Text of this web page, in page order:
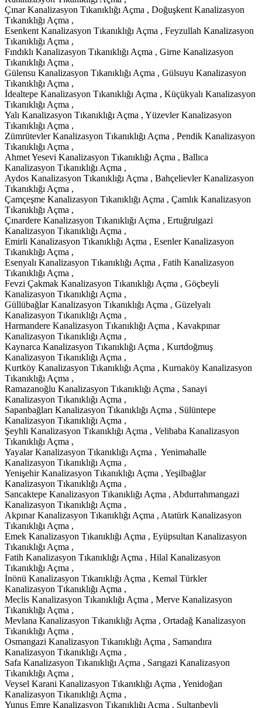
Çınar Kanalizasyon Tıkanıklığı Açma , Doğuşkent Kanalizasyon
Tıkanıklığı Açma ,
Esenkent Kanalizasyon Tıkanıklığı Açma , Feyzullah Kanalizasyon
Tıkanıklığı Açma ,
Fındıklı Kanalizasyon Tıkanıklığı Açma , Girne Kanalizasyon
Tıkanıklığı Açma ,
Gülensu Kanalizasyon Tıkanıklığı Açma , Gülsuyu Kanalizasyon
Tıkanıklığı Açma ,
İdealtepe Kanalizasyon Tıkanıklığı Açma , Küçükyalı Kanalizasyon
Tıkanıklığı Açma ,
Yalı Kanalizasyon Tıkanıklığı Açma , Yüzevler Kanalizasyon
Tıkanıklığı Açma ,
Zümrütevler Kanalizasyon Tıkanıklığı Açma , Pendik Kanalizasyon
Tıkanıklığı Açma ,
Ahmet Yesevi Kanalizasyon Tıkanıklığı Açma , Ballıca
Kanalizasyon Tıkanıklığı Açma ,
Aydos Kanalizasyon Tıkanıklığı Açma , Bahçelievler Kanalizasyon
Tıkanıklığı Açma ,
Çamçeşme Kanalizasyon Tıkanıklığı Açma , Çamlık Kanalizasyon
Tıkanıklığı Açma ,
Çınardere Kanalizasyon Tıkanıklığı Açma , Ertuğrulgazi
Kanalizasyon Tıkanıklığı Açma ,
Emirli Kanalizasyon Tıkanıklığı Açma , Esenler Kanalizasyon
Tıkanıklığı Açma ,
Esenyalı Kanalizasyon Tıkanıklığı Açma , Fatih Kanalizasyon
Tıkanıklığı Açma ,
Fevzi Çakmak Kanalizasyon Tıkanıklığı Açma , Göçbeyli
Kanalizasyon Tıkanıklığı Açma ,
Güllübağlar Kanalizasyon Tıkanıklığı Açma , Güzelyalı
Kanalizasyon Tıkanıklığı Açma ,
Harmandere Kanalizasyon Tıkanıklığı Açma , Kavakpınar
Kanalizasyon Tıkanıklığı Açma ,
Kaynarca Kanalizasyon Tıkanıklığı Açma , Kurtdoğmuş
Kanalizasyon Tıkanıklığı Açma ,
Kurtköy Kanalizasyon Tıkanıklığı Açma , Kurnaköy Kanalizasyon
Tıkanıklığı Açma ,
Ramazanoğlu Kanalizasyon Tıkanıklığı Açma , Sanayi
Kanalizasyon Tıkanıklığı Açma ,
Sapanbağları Kanalizasyon Tıkanıklığı Açma , Sülüntepe
Kanalizasyon Tıkanıklığı Açma ,
Şeyhli Kanalizasyon Tıkanıklığı Açma , Velibaba Kanalizasyon
Tıkanıklığı Açma ,
Yayalar Kanalizasyon Tıkanıklığı Açma , Yenimahalle
Kanalizasyon Tıkanıklığı Açma ,
Yenişehir Kanalizasyon Tıkanıklığı Açma , Yeşilbağlar
Kanalizasyon Tıkanıklığı Açma ,
Sancaktepe Kanalizasyon Tıkanıklığı Açma , Abdurrahmangazi
Kanalizasyon Tıkanıklığı Açma ,
Akpınar Kanalizasyon Tıkanıklığı Açma , Atatürk Kanalizasyon
Tıkanıklığı Açma ,
Emek Kanalizasyon Tıkanıklığı Açma , Eyüpsultan Kanalizasyon
Tıkanıklığı Açma ,
Fatih Kanalizasyon Tıkanıklığı Açma , Hilal Kanalizasyon
Tıkanıklığı Açma ,
İnönü Kanalizasyon Tıkanıklığı Açma , Kemal Türkler
Kanalizasyon Tıkanıklığı Açma ,
Meclis Kanalizasyon Tıkanıklığı Açma , Merve Kanalizasyon
Tıkanıklığı Açma ,
Mevlana Kanalizasyon Tıkanıklığı Açma , Ortadağ Kanalizasyon
Tıkanıklığı Açma ,
Osmangazi Kanalizasyon Tıkanıklığı Açma , Samandıra
Kanalizasyon Tıkanıklığı Açma ,
Safa Kanalizasyon Tıkanıklığı Açma , Sarıgazi Kanalizasyon
Tıkanıklığı Açma ,
Veysel Karani Kanalizasyon Tıkanıklığı Açma , Yenidoğan
Kanalizasyon Tıkanıklığı Açma ,
Yunus Emre Kanalizasyon Tıkanıklığı Açma , Sultanbeyli